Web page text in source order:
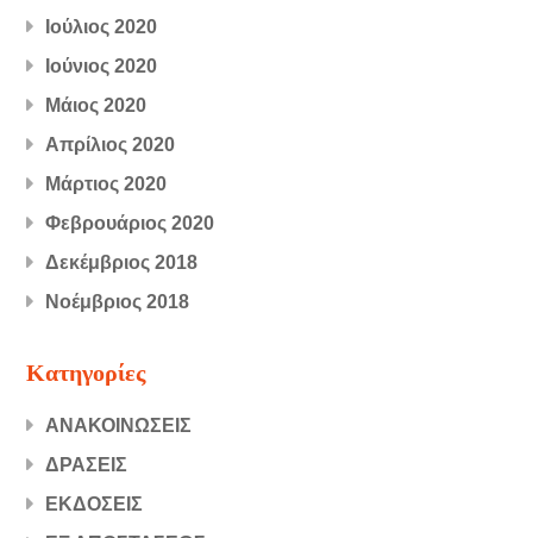
Ιούλιος 2020
Ιούνιος 2020
Μάιος 2020
Απρίλιος 2020
Μάρτιος 2020
Φεβρουάριος 2020
Δεκέμβριος 2018
Νοέμβριος 2018
Kατηγορίες
ΑΝΑΚΟΙΝΩΣΕΙΣ
ΔΡΑΣΕΙΣ
ΕΚΔΟΣΕΙΣ